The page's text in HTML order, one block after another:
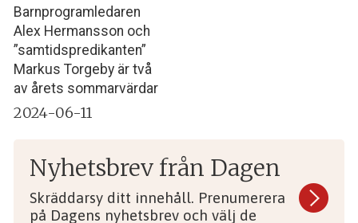
Barnprogramledaren
Alex Hermansson och
”samtidspredikanten”
Markus Torgeby är två
av årets sommarvärdar
2024-06-11
Nyhetsbrev från Dagen
Skräddarsy ditt innehåll. Prenumerera
på Dagens nyhetsbrev och välj de